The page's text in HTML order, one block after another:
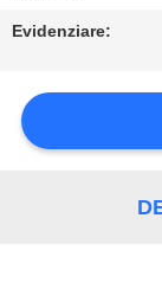
CHIEDI
UN
Evidenziare: